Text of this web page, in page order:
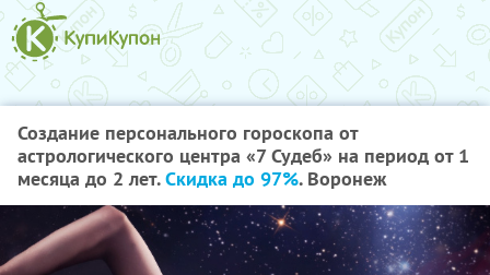
Создание персонального гороскопа от
астрологического центра «7 Судеб» на период от 1
месяца до 2 лет.Скидка до 97%. Воронеж